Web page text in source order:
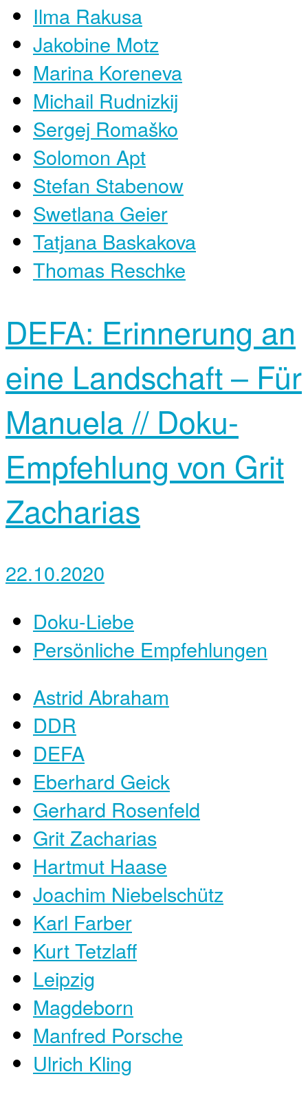
Ilma Rakusa
Jakobine Motz
Marina Koreneva
Michail Rudnizkij
Sergej Romaško
Solomon Apt
Stefan Stabenow
Swetlana Geier
Tatjana Baskakova
Thomas Reschke
DEFA: Erinnerung an
eine Landschaft – Für
Manuela // Doku-
Empfehlung von ‎Grit
Zacharias
22.10.2020
Doku-Liebe
Persönliche Empfehlungen
Astrid Abraham
DDR
DEFA
Eberhard Geick
Gerhard Rosenfeld
Grit Zacharias
Hartmut Haase
Joachim Niebelschütz
Karl Farber
Kurt Tetzlaff
Leipzig
Magdeborn
Manfred Porsche
Ulrich Kling